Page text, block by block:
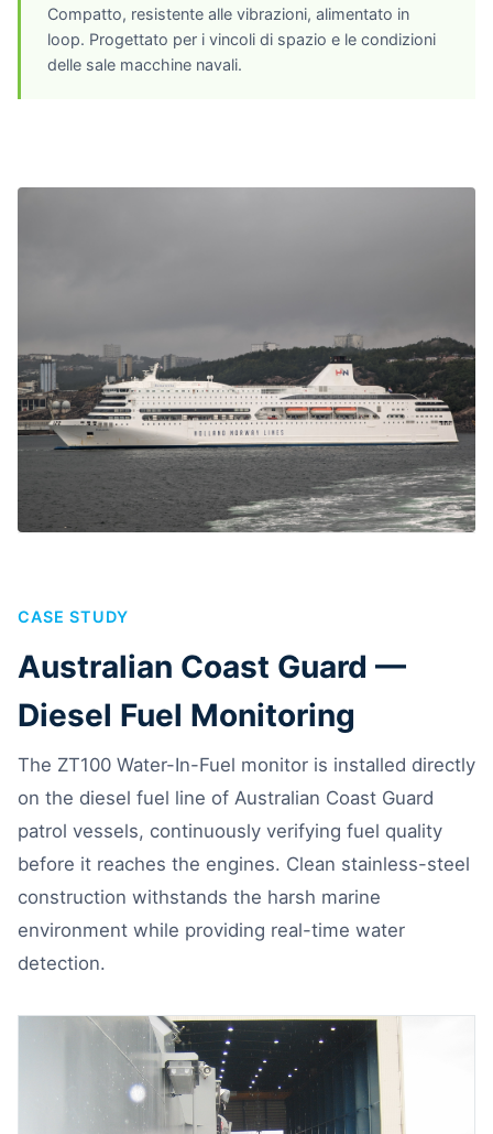
Compatto, resistente alle vibrazioni, alimentato in
loop. Progettato per i vincoli di spazio e le condizioni
delle sale macchine navali.
CASE STUDY
Australian Coast Guard —
Diesel Fuel Monitoring
The ZT100 Water-In-Fuel monitor is installed directly
on the diesel fuel line of Australian Coast Guard
patrol vessels, continuously verifying fuel quality
before it reaches the engines. Clean stainless-steel
construction withstands the harsh marine
environment while providing real-time water
detection.